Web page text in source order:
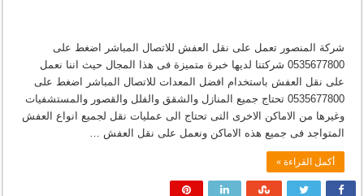
شركة المنصور تعمل على نقل العفش للاتصال المباشر اضغط على
0535677800 شركتنا لديها خبرة متميزة فى هذا المجال حيث اننا نعمل
على نقل العفش باستخدام افضل المعدات للاتصال المباشر اضغط على
0535677800 تحتاج جميع المنازل والشقق والفلل والقصور والمستشفيات
وغيرها من الاماكن الاخرى التى تحتاج الى عمليات نقل لجميع انواع العفش
المتواجد فى جميع هذه الاماكن ونعمل على نقل العفش …
أكمل القراءة »